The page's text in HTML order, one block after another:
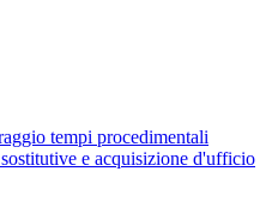
tempi procedimentali
e acquisizione d'ufficio